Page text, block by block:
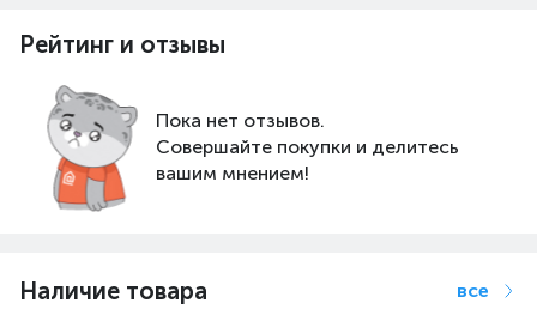
С новыми Hi-Res
пропустите ни одного
звука
Гарнитура Arctis Pro оснащена
плотности, способными воспроизводить
Рейтинг и отзывы
Пока нет отзывов.
Совершайте покупки и делитесь
вашим мнением!
Наличие товара все